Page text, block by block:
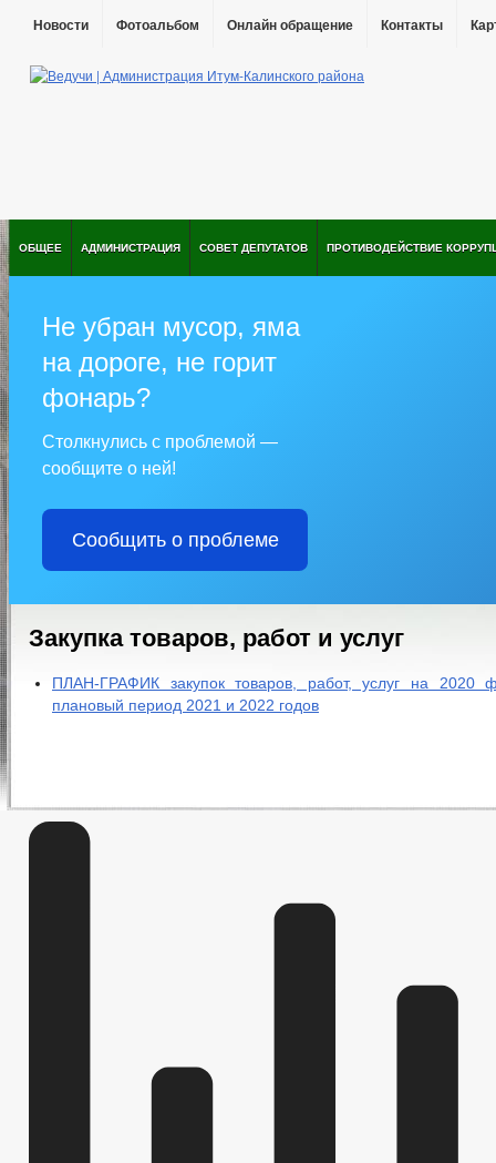
Новости Фотоальбом Онлайн обращение Контакты
ОБЩЕЕ АДМИНИСТРАЦИЯ СОВЕТ ДЕПУТАТОВ ПРОТИВОДЕЙСТВИЕ
Не убран мусор, яма
на дороге, не горит
фонарь?
Столкнулись с проблемой —
сообщите о ней!
Сообщить о проблеме
Закупка товаров, работ и услуг
ПЛАН-ГРАФИК закупок товаров, работ, услуг на 2020
плановый период 2021 и 2022 годов